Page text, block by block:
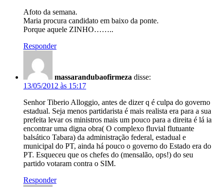
Afoto da semana.
Maria procura candidato em baixo da ponte.
Porque aquele ZINHO……..
Responder
massarandubaofirmeza disse:
13/05/2012 às 15:17
Senhor Tiberio Alloggio, antes de dizer q é culpa do governo
estadual. Seja menos partidarista é mais realista era para a sua
prefeita levar os ministros mais um pouco para a direita é lá ia
encontrar uma digna obra( O complexo fluvial flutuante
balsático Tabara) da administração federal, estadual e
municipal do PT, ainda há pouco o governo do Estado era do
PT. Esqueceu que os chefes do (mensalão, ops!) do seu
partido votaram contra o SIM.
Responder